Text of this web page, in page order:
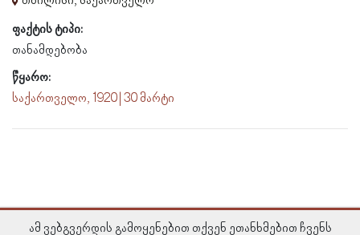
ფაქტის ტიპი:
თანამდებობა
წყარო:
საქართველო, 1920 | 30 მარტი
ამ ვებგვერდის გამოყენებით თქვენ ეთანხმებით ჩვენს